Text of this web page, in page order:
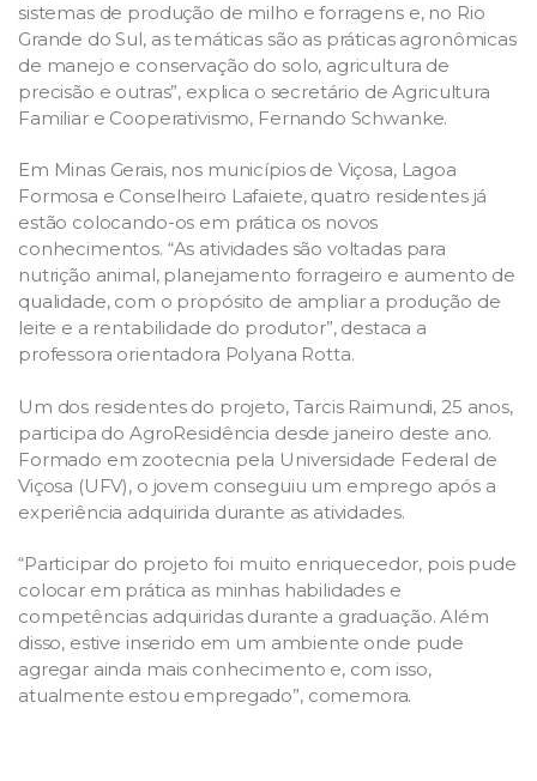
sistemas de produção de milho e forragens e, no Rio
Grande do Sul, as temáticas são as práticas agronômicas
de manejo e conservação do solo, agricultura de
precisão e outras”, explica o secretário de Agricultura
Familiar e Cooperativismo, Fernando Schwanke.
Em Minas Gerais, nos municípios de Viçosa, Lagoa
Formosa e Conselheiro Lafaiete, quatro residentes já
estão colocando-os em prática os novos
conhecimentos. “As atividades são voltadas para
nutrição animal, planejamento forrageiro e aumento de
qualidade, com o propósito de ampliar a produção de
leite e a rentabilidade do produtor”, destaca a
professora orientadora Polyana Rotta.
Um dos residentes do projeto, Tarcis Raimundi, 25 anos,
participa do AgroResidência desde janeiro deste ano.
Formado em zootecnia pela Universidade Federal de
Viçosa (UFV), o jovem conseguiu um emprego após a
experiência adquirida durante as atividades.
“Participar do projeto foi muito enriquecedor, pois pude
colocar em prática as minhas habilidades e
competências adquiridas durante a graduação. Além
disso, estive inserido em um ambiente onde pude
agregar ainda mais conhecimento e, com isso,
atualmente estou empregado”, comemora.